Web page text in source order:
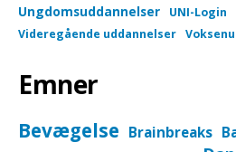
Ungdomsuddannelser
UNI-Login
Videregående uddannelser
Emner
Bevægelse Brainbreaks